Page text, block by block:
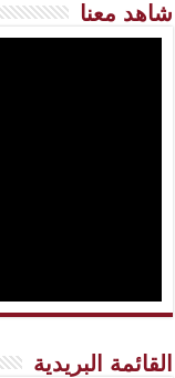
شاهد معنا
القائمة البريدية